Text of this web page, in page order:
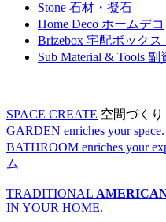
Stone 石材・擬石
Home Deco ホームデコ
Brizebox 宅配ボックス
Sub Material & Tools 副
SPACE CREATE 空間づくり
GARDEN enriches your space.
BATHROOM enriches your
ム
TRADITIONAL
IN YOUR HOME.